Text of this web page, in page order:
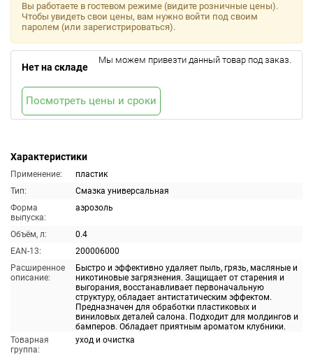
Характеристики
Применение:
пластик
Тип:
Смазка универсальная
Форма
выпуска:
аэрозоль
Объём, л:
0.4
EAN-13:
200006000
Расширенное
описание:
Быстро и эффективно удаляет пыль, грязь, масляные и
никотиновые загрязнения. Защищает от старения и
выгорания, восстанавливает первоначальную
структуру, обладает антистатическим эффектом.
Предназначен для обработки пластиковых и
виниловых деталей салона. Подходит для молдингов и
бамперов. Обладает приятным ароматом клубники.
Товарная
группа:
уход и очистка
Вы работаете в гостевом режиме (видите розничные цены).
Чтобы увидеть свои цены, вам нужно войти под своим
паролем (или зарегистрироваться).
Нет на складе
Мы можем привезти данный товар под заказ.
Посмотреть цены и сроки